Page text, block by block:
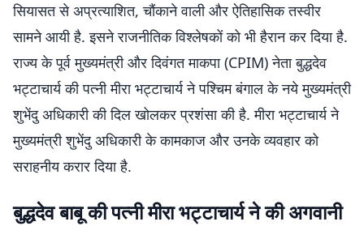
सियासत से अप्रत्याशित, चौंकाने वाली और ऐतिहासिक तस्वीर
सामने आयी है. इसने राजनीतिक विश्लेषकों को भी हैरान कर दिया है.
राज्य के पूर्व मुख्यमंत्री और दिवंगत माकपा (CPIM) नेता बुद्धदेव
भट्टाचार्य की पत्नी मीरा भट्टाचार्य ने पश्चिम बंगाल के नये मुख्यमंत्री
शुभेंदु अधिकारी की दिल खोलकर प्रशंसा की है. मीरा भट्टाचार्य ने
मुख्यमंत्री शुभेंदु अधिकारी के कामकाज और उनके व्यवहार को
सराहनीय करार दिया है.
बुद्धदेव बाबू की पत्नी मीरा भट्टाचार्य ने की अगवानी